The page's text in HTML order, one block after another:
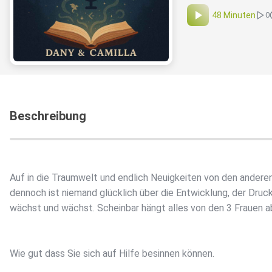
48 Minuten 0
Beschreibung
Auf in die Traumwelt und endlich Neuigkeiten von den
dennoch ist niemand glücklich über die Entwicklung, der
wächst und wächst. Scheinbar hängt alles von den 3 Frauen
Wie gut dass Sie sich auf Hilfe besinnen können.